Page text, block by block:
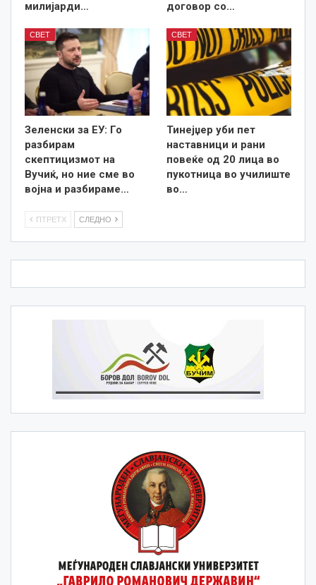
милијарди…
договор со…
СВЕТ
Зеленски за ЕУ: Го
разбирам
скептицизмот на
Вучиќ, но ние сме во
војна и разбираме…
СВЕТ
Тинејџер уби пет
наставници и рани
повеќе од 20 лица во
пукотница во училиште
во…
ПТРЕТХ СЛЕДНО